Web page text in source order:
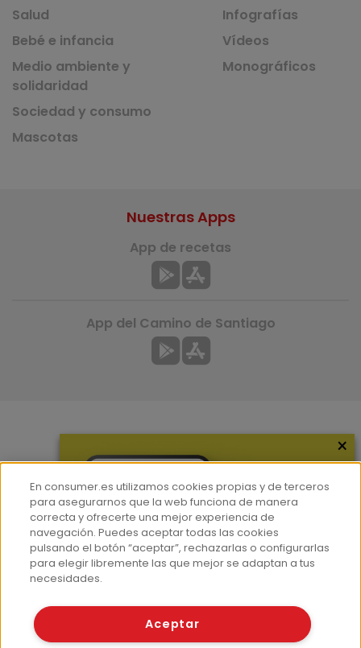
Salud
Bebé e infancia
Medio ambiente y
solidaridad
Sociedad y consumo
Mascotas
Infografías
Vídeos
Monográficos
Hemeroteca
Contacto
Prensa
Corpus Lingüístico Consumer
Nuestras Apps
App de recetas
App del Camino de Santiago
© Fundación EROSKI
×
En consumer.es utilizamos cookies propias y de terceros
para asegurarnos que la web funciona de manera
correcta y ofrecerte una mejor experiencia de
navegación. Puedes aceptar todas las cookies
pulsando el botón “aceptar”, rechazarlas o configurarlas
para elegir libremente las que mejor se adaptan a tus
necesidades.
Aceptar